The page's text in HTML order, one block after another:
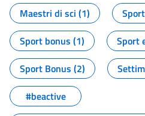
Maestri di sci (1)
Sport bonus (1)
Sport
Sport Bonus (2)
#beactive